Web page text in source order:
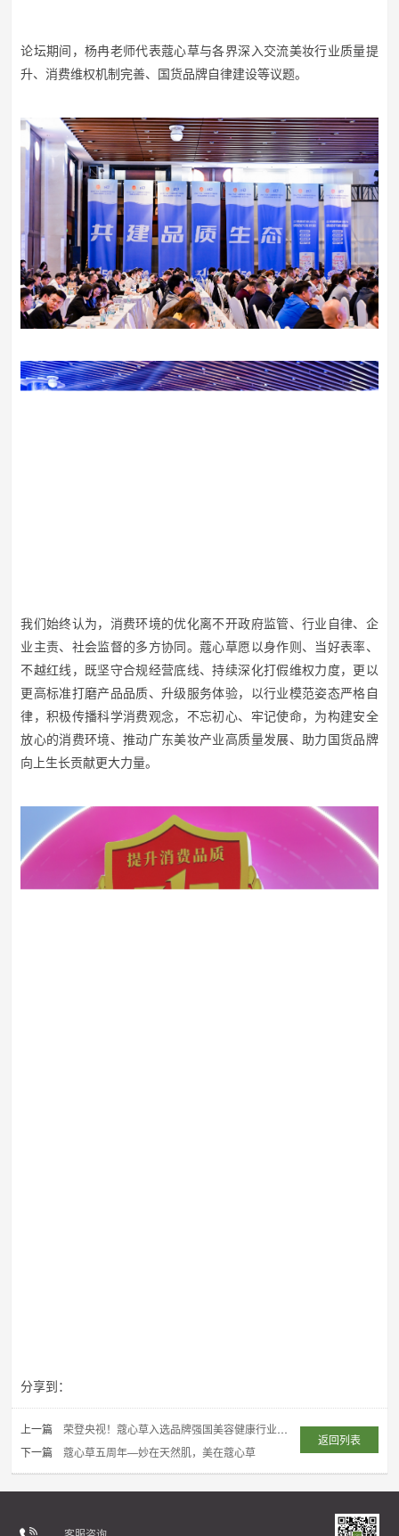
论坛期间，杨冉老师代表蔻心草与各界深入交流美妆行业质量提
升、消费维权机制完善、国货品牌自律建设等议题。
我们始终认为，消费环境的优化离不开政府监管、行业自律、企
业主责、社会监督的多方协同。蔻心草愿以身作则、当好表率、
不越红线，既坚守合规经营底线、持续深化打假维权力度，更以
更高标准打磨产品品质、升级服务体验，以行业模范姿态严格自
律，积极传播科学消费观念，不忘初心、牢记使命，为构建安全
放心的消费环境、推动广东美妆产业高质量发展、助力国货品牌
向上生长贡献更大力量。
分享到：
返回列表
上一篇荣登央视！蔻心草入选品牌强国美容健康行业成员单位
下一篇蔻心草五周年—妙在天然肌，美在蔻心草